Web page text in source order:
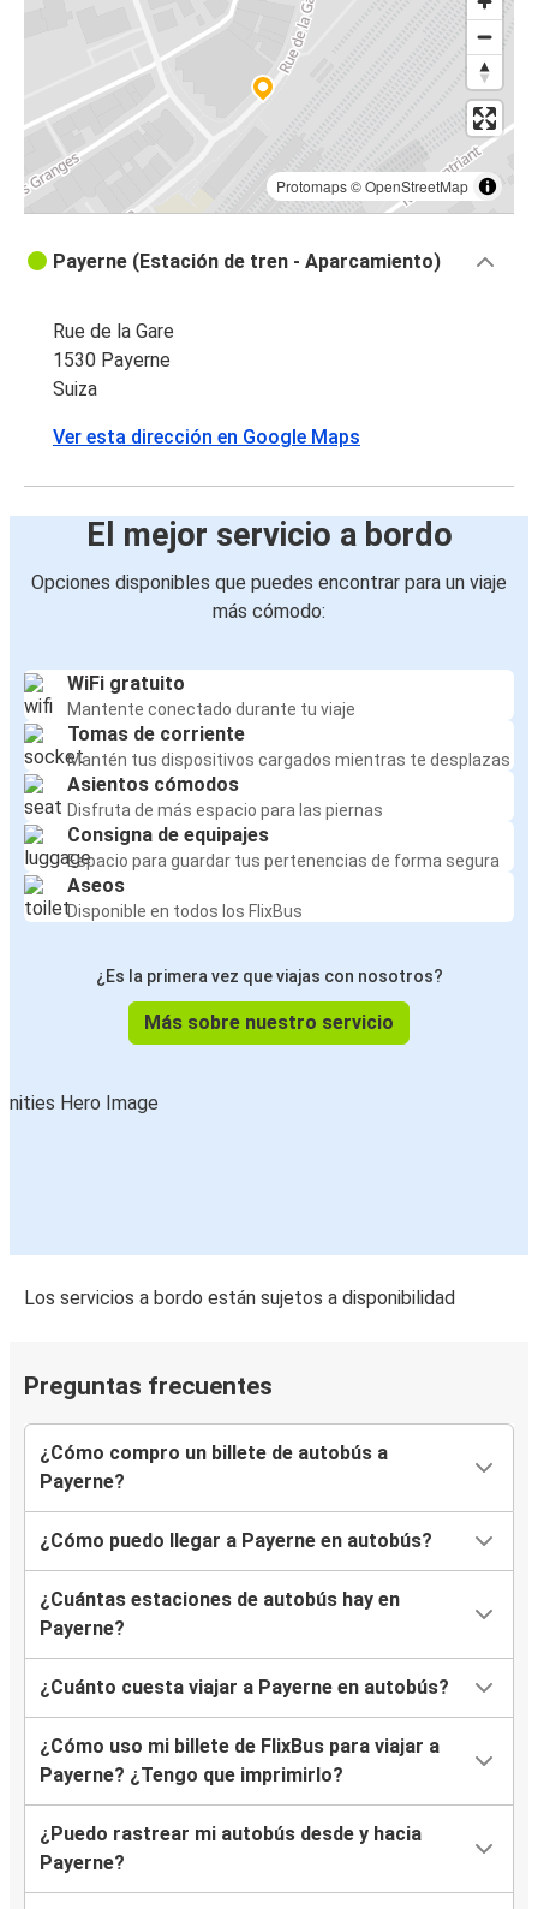
Protomaps©OpenStreetMap
Payerne (Estación de tren - Aparcamiento)
Rue de la Gare
1530 Payerne
Suiza
Ver esta dirección en Google Maps
El mejor servicio a bordo
Opciones disponibles que puedes encontrar para un viaje
más cómodo:
WiFi gratuito
Mantente conectado durante tu viaje
Tomas de corriente
Mantén tus dispositivos cargados mientras te desplazas
Asientos cómodos
Disfruta de más espacio para las piernas
Consigna de equipajes
Espacio para guardar tus pertenencias de forma segura
Aseos
Disponible en todos los FlixBus
¿Es la primera vez que viajas con nosotros?
Más sobre nuestro servicio
Los servicios a bordo están sujetos a disponibilidad
Preguntas frecuentes
¿Cómo compro un billete de autobús a
Payerne?
¿Cómo puedo llegar a Payerne en autobús?
¿Cuántas estaciones de autobús hay en
Payerne?
¿Cuánto cuesta viajar a Payerne en autobús?
¿Cómo uso mi billete de FlixBus para viajar a
Payerne? ¿Tengo que imprimirlo?
¿Puedo rastrear mi autobús desde y hacia
Payerne?